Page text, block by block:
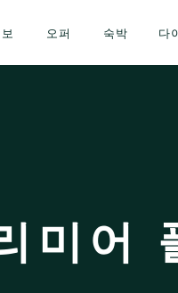
오퍼 숙박 다
미어